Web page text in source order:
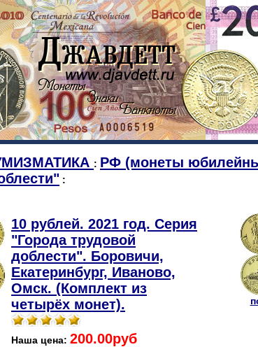
: РФ (монеты
:
10 рублей. 2021 год. Серия
"Города трудовой
доблести". Боровичи,
Екатеринбург, Иваново,
Омск. (Комплект из
четырёх монет).
Наша цена: 200.00руб